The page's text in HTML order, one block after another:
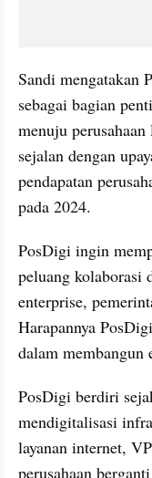
Sandi mengatakan
sebagai bagian
menuju
sejalan dengan
pendapatan
pada 2024.
PosDigi ingin
peluang kolaborasi
enterprise,
Harapannya
dalam
PosDigi berdiri
mendigitalisasi
layanan internet,
perusahaan